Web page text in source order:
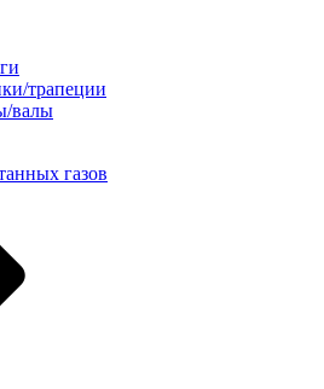
трапеции
валы
газов